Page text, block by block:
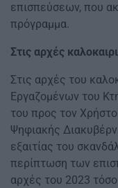
επισπεύσεων, που
πρόγραμμα.
Στις αρχές
Στις αρχές του
Εργαζομένων του
του προς τον
Ψηφιακής
εξαιτίας του
περίπτωση των
αρχές του 2023